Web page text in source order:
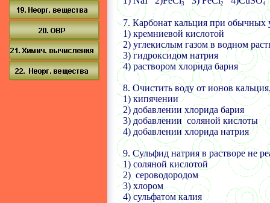
3 2 4
7. Карбонат кальция при обычных
1) кремниевой кислотой
2)углекислым газом в водном
3) гидроксидом натрия
4) раствором хлорида бария
8. Очистить воду от ионов
1) кипячении
2) добавлении хлорида бария
3) добавлении соляной кислоты
4) добавлении хлорида натрия
9. Сульфид натрия в растворе не
1) соляной кислотой
2) сероводородом
3)хлором
4)сульфатом калия